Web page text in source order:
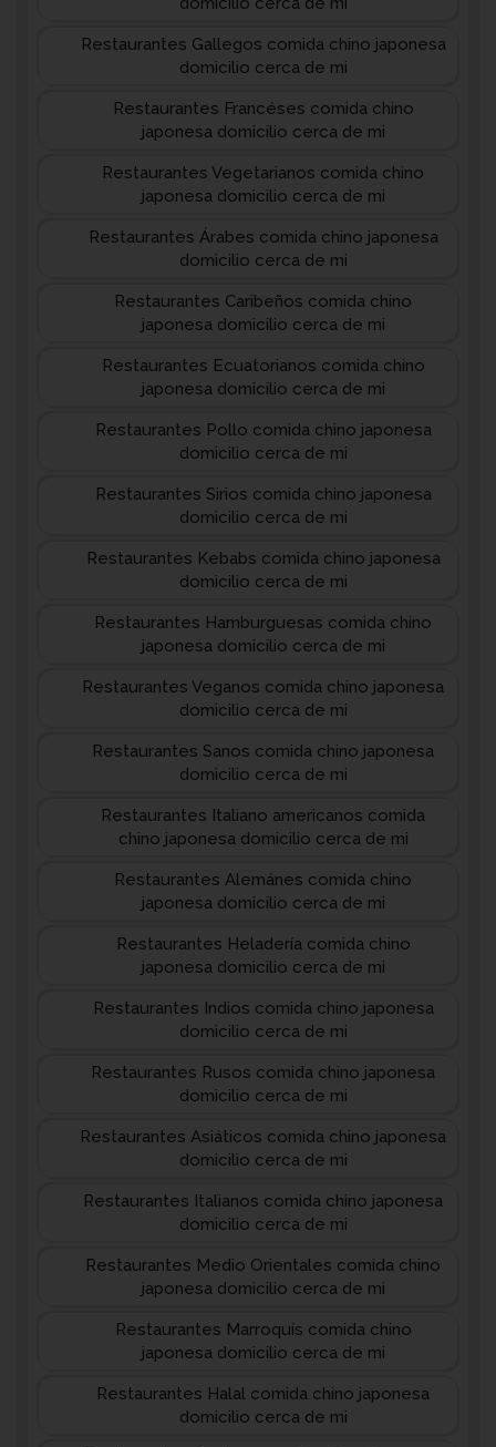
Restaurantes Gallegos comida chino japonesa
domicilio cerca de mi
Restaurantes Francéses comida chino
japonesa domicilio cerca de mi
Restaurantes Vegetarianos comida chino
japonesa domicilio cerca de mi
Restaurantes Árabes comida chino japonesa
domicilio cerca de mi
Restaurantes Caribeños comida chino
japonesa domicilio cerca de mi
Restaurantes Ecuatorianos comida chino
japonesa domicilio cerca de mi
Restaurantes Pollo comida chino japonesa
domicilio cerca de mi
Restaurantes Sirios comida chino japonesa
domicilio cerca de mi
Restaurantes Kebabs comida chino japonesa
domicilio cerca de mi
Restaurantes Hamburguesas comida chino
japonesa domicilio cerca de mi
Restaurantes Veganos comida chino japonesa
domicilio cerca de mi
Restaurantes Sanos comida chino japonesa
domicilio cerca de mi
Restaurantes Italiano americanos comida
chino japonesa domicilio cerca de mi
Restaurantes Alemánes comida chino
japonesa domicilio cerca de mi
Restaurantes Heladería comida chino
japonesa domicilio cerca de mi
Restaurantes Indios comida chino japonesa
domicilio cerca de mi
Restaurantes Rusos comida chino japonesa
domicilio cerca de mi
Restaurantes Asiáticos comida chino japonesa
domicilio cerca de mi
Restaurantes Italianos comida chino japonesa
domicilio cerca de mi
Restaurantes Medio Orientales comida chino
japonesa domicilio cerca de mi
Restaurantes Marroquís comida chino
japonesa domicilio cerca de mi
Restaurantes Halal comida chino japonesa
domicilio cerca de mi